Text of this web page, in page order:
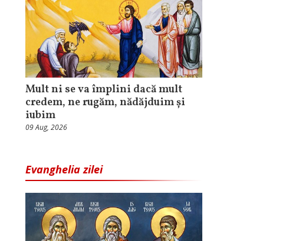
Mult ni se va împlini dacă mult
credem, ne rugăm, nădăjduim și
iubim
09 Aug, 2026
Evanghelia zilei